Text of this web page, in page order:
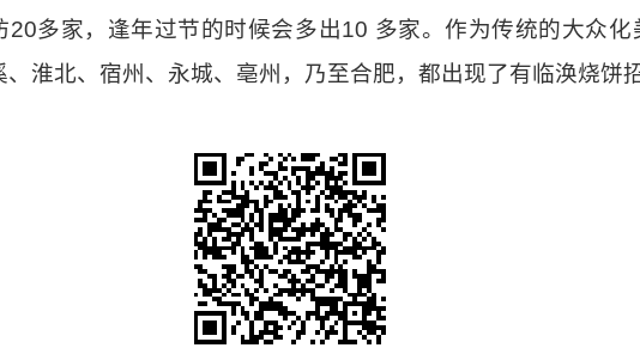
多家，逢年过节的时候会多出10 多家。作为传统的大众
淮北、宿州、永城、亳州，乃至合肥，都出现了有临涣烧饼